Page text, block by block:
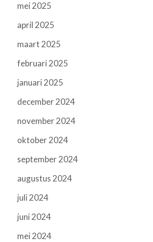
mei 2025
april 2025
maart 2025
februari 2025
januari 2025
december 2024
november 2024
oktober 2024
september 2024
augustus 2024
juli 2024
juni 2024
mei 2024